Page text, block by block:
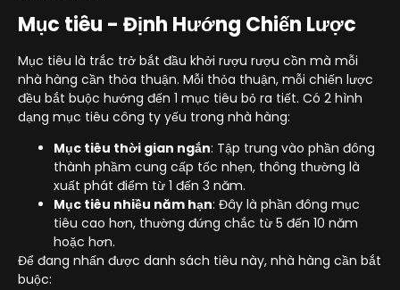
Mục tiêu - Định Hướng Chiến Lược
Mục tiêu là trắc trở bắt đầu khởi rượu rượu cồn mà mỗi
nhà hàng cần thỏa thuận. Mỗi thỏa thuận, mỗi chiến lược
đều bắt buộc hướng đến 1 mục tiêu bỏ ra tiết. Có 2 hình
dạng mục tiêu công ty yếu trong nhà hàng:
Mục tiêu thời gian ngắn: Tập trung vào phần đông
thành phầm cung cấp tốc nhẹn, thông thường là
xuất phát điểm từ 1 đến 3 năm.
Mục tiêu nhiều năm hạn: Đây là phần đông mục
tiêu cao hơn, thường đứng chắc từ 5 đến 10 năm
hoặc hơn.
Để đang nhấn được danh sách tiêu này, nhà hàng cần bắt
buộc: